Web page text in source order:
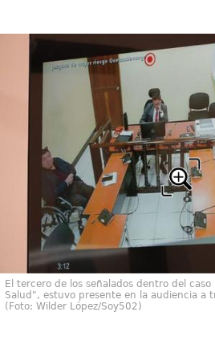
El tercero de los señalados dentro del
Salud", estuvo presente en la audiencia a
(Foto: Wilder López/Soy502)